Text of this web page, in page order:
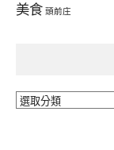
美食 頭前庄
今